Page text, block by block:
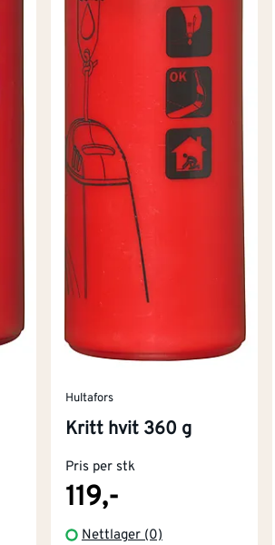
Hultafors
Kritt hvit 360 g
Pris per stk
119,-
Nettlager (0)